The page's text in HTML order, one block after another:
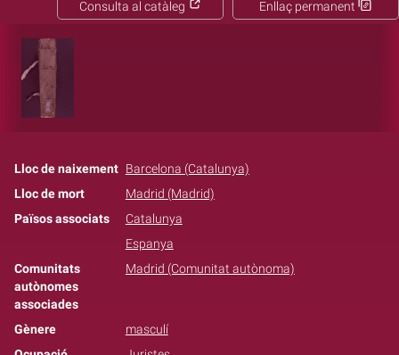
Enllaç permanent
Consulta al catàleg
Lloc de naixement Barcelona (Catalunya)
Lloc de mort
Madrid (Madrid)
Països associats
Catalunya
Espanya
Comunitats
autònomes
associades
Madrid (Comunitat autònoma)
Gènere
masculí